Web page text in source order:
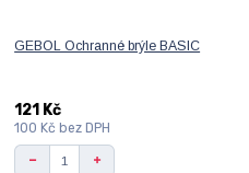
GEBOL Ochranné brýle BASIC
121 Kč
100 Kčbez DPH